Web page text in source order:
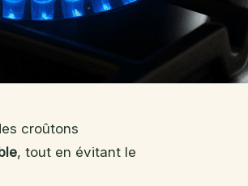
croûtons
, tout en évitant le